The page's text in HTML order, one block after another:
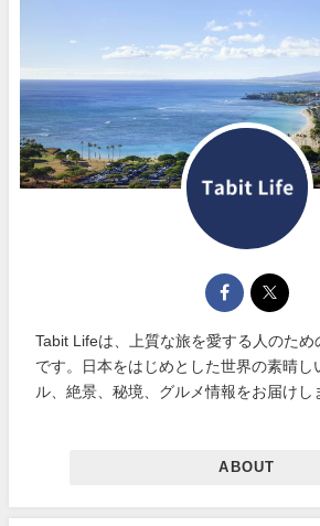
Tabit Lifeは、上質な旅を愛する人のため
です。日本をはじめとした世界の素晴し
ル、絶景、秘境、グルメ情報をお届けし
ABOUT